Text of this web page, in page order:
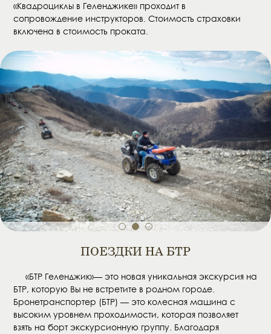
«Квадроциклы в Геленджике» проходит в
сопровождение инструкторов. Стоимость страховки
включена в стоимость проката.
1 2 3
ПОЕЗДКИ НА БТР
«БТР Геленджик»— это новая уникальная экскурсия на
БТР, которую Вы не встретите в родном городе.
Бронетранспортер (БТР) — это колесная машина с
высоким уровнем проходимости, которая позволяет
взять на борт экскурсионную группу. Благодаря